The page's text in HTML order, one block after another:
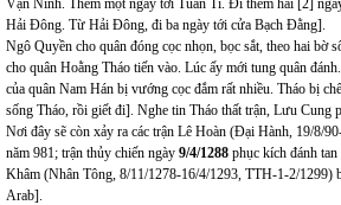
Vạn Ninh. Thêm một ngày tới Tuần Ti. Đi thêm hai [2]
Hải Đông. Từ Hải Đông, đi ba ngày tới cửa Bạch Đằng].
Ngô Quyền cho quân đóng cọc nhọn, bọc sắt, theo hai bờ
cho quân Hoằng Tháo tiến vào. Lúc ấy mới tung quân
của quân Nam Hán bị vướng cọc đắm rất nhiều. Tháo bị
sống Tháo, rồi giết đi]. Nghe tin Tháo thất trận, Lưu Cung
Nơi đây sẽ còn xảy ra các trận Lê Hoàn (Đại Hành, 19/8/
năm 981; trận thủy chiến ngày 9/4/1288 phục kích đánh
Khâm (Nhân Tông, 8/11/1278-16/4/1293, TTH-1-2/1299)
Arab].